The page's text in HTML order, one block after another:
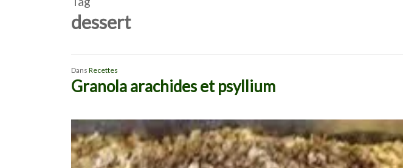
dessert
Dans Recettes
Granola arachides et psyllium